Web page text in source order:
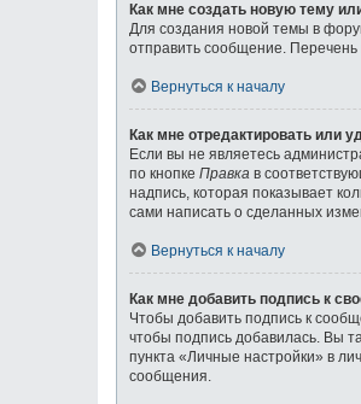
Как мне создать новую тему
Для создания новой темы в
отправить сообщение.
Вернуться к началу
Как мне отредактировать или
Если вы не являетесь
по кнопке Правка в
надпись, которая показывает
сами написать о сделанных
Вернуться к началу
Как мне добавить подпись к
Чтобы добавить подпись к
чтобы подпись добавилась. Вы
пункта «Личные настройки» в
сообщения.